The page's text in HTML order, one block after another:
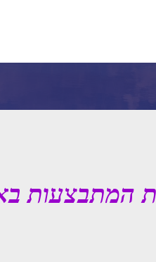
המתבצעות